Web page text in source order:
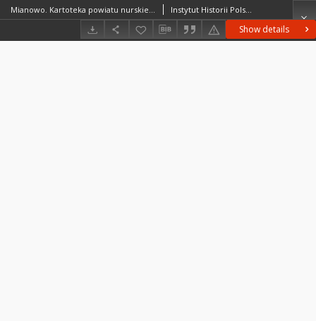
Show details
Mianowo. Kartoteka powiatu nurskiego w średniowieczu. Kartoteka Słownika historyczno-geograficznego Mazowsza w średniowieczu Instytut Historii Polskiej Akademii Nauk